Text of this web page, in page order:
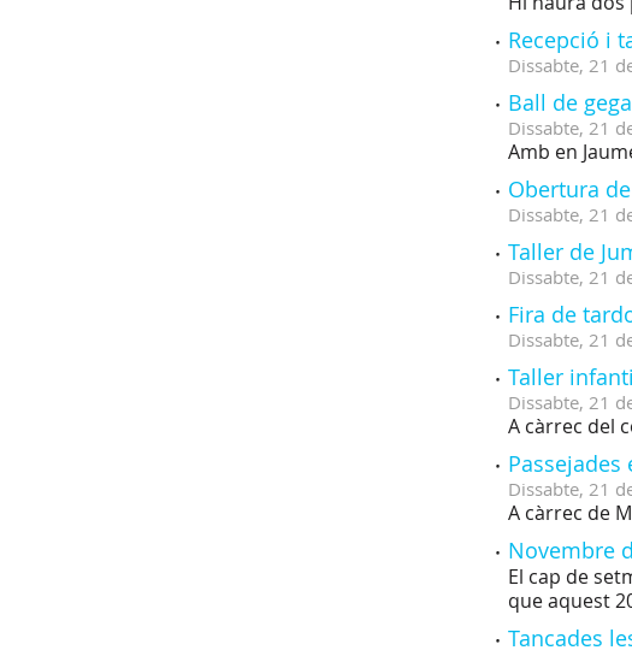
Recepció i
Dissabte, 21
Ball de
Dissabte, 21
Amb en
Obertura
Dissabte, 21
Taller de
Dissabte, 21
Fira de
Dissabte, 21
Taller
Dissabte, 21
A càrrec del
Dissabte, 21
A càrrec de
Novembre
El cap de
que aquest
Tancades